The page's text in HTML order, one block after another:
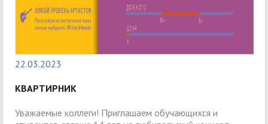
22.03.2023
КВАРТИРНИК
Уважаемые коллеги! Приглашаем обучающихся и